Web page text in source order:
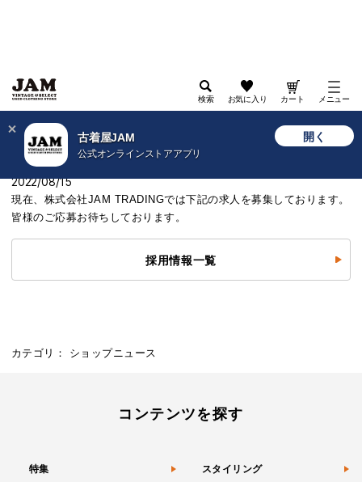
古着屋JAM
公式オンラインストアアプリ
開く
検索 お気に入り カート メニュー
古着屋JAM WEB 【求人募集】店舗/内勤スタッフ大募集！
【求人募集】店舗/内勤スタッフ大募集！
2022/08/15
現在、株式会社JAM TRADINGでは下記の求人を募集しております。
皆様のご応募お待ちしております。
採用情報一覧
カテゴリ： ショップニュース
コンテンツを探す
特集 スタイリング